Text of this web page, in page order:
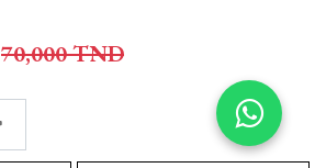
70,000TND